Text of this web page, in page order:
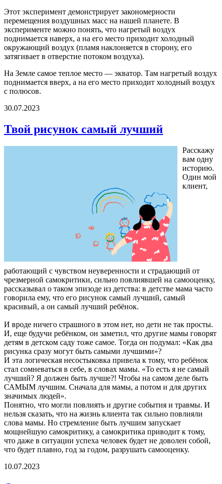
Этот эксперимент демонстрирует закономерности
перемещения воздушных масс на нашей планете. В
эксперименте можно понять, что нагретый воздух
поднимается наверх, а на его место приходит холодный
окружающий воздух (пламя наклоняется в сторону, его
затягивает в отверстие потоком воздуха).
На Земле самое теплое место — экватор. Там нагретый воздух
поднимается вверх, а на его место приходит холодный воздух
с полюсов.
30.07.2023
Твой рисунок самый лучший
Расскажу
вам одну
историю.
Один мой
клиент,
работающий с чувством неуверенности и страдающий от
чрезмерной самокритики, сильно повлиявшей на самооценку,
рассказывал о таком эпизоде из детства: в детстве мама часто
говорила ему, что его рисунок самый лучший, самый
красивый, а он самый лучший ребёнок.
И вроде ничего страшного в этом нет, но дети не так просты.
И, еще будучи ребёнком, он заметил, что другие мамы говорят
детям в детском саду тоже самое. Тогда он подумал: «Как два
рисунка сразу могут быть самыми лучшими»?
И эта логическая несостыковка привела к тому, что ребёнок
стал сомневаться в себе, в словах мамы. «То есть я не самый
лучший? Я должен быть лучше?! Чтобы на самом деле быть
САМЫМ лучшим. Сначала для мамы, а потом и для других
значимых людей».
Понятно, что могли повлиять и другие события и травмы. И
нельзя сказать, что на жизнь клиента так сильно повлияли
слова мамы. Но стремление быть лучшим запускает
мощнейшую самокритику, а самокритика приводит к тому,
что даже в ситуации успеха человек будет не доволен собой,
что будет плавно, год за годом, разрушать самооценку.
10.07.2023